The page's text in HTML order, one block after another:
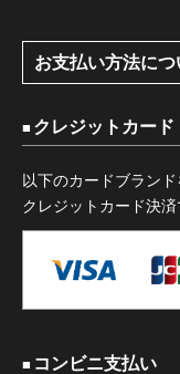
お支払い方法につ
クレジットカード
以下のカードブランド
クレジットカード決
コンビニ支払い